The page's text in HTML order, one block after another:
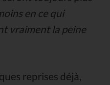
en ce qui
vraiment la peine
reprises déjà,